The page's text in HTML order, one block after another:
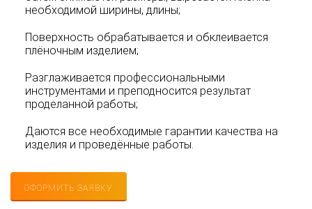
необходимой ширины, длины;
Поверхность обрабатывается и обклеивается
плёночным изделием;
Разглаживается профессиональными
инструментами и преподносится результат
проделанной работы;
Даются все необходимые гарантии качества на
изделия и проведённые работы.
ОФОРМИТЬ ЗАЯВКУ